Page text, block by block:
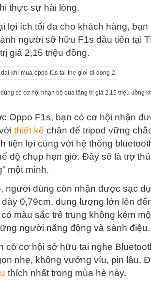
thực sự hài lòng.
lợi ích tối đa cho khách hàng,
người sỡ hữu F1s đầu tiên tại
giá 2,15 triệu đồng.
có cơ hội nhận bộ quà tặng trị giá 2,15 triệu đồng
Oppo F1s, bạn có cơ hội nhận
thiết kế chân đế tripod vững
tiện lợi cùng với hệ thống
độ chụp hẹn giờ. Đây sẽ là trợ
một mình.
người dùng còn nhận được sạc
0,79cm, dung lượng lớn lên
màu sắc trẻ trung không kém
người năng động và sành điệu.
có cơ hội sở hữu tai nghe
nhẹ, không vướng víu, pin lâu.
thích nhất trong mùa hè này.